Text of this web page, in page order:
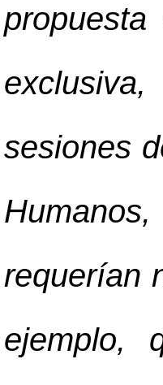
sesiones
requerían
ejemplo,